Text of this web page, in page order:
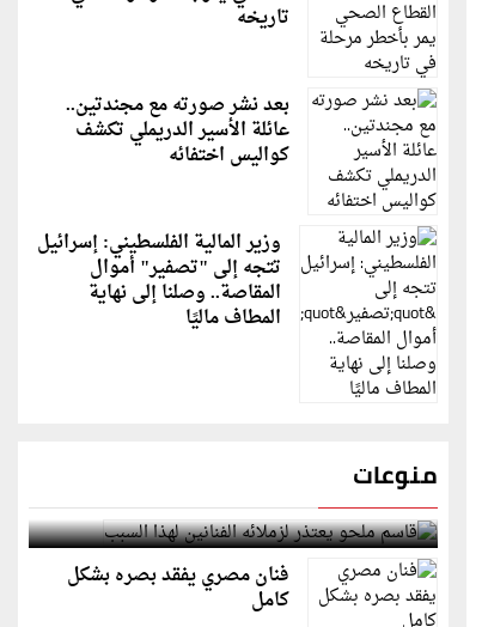
تاريخه
بعد نشر صورته مع مجندتين..
عائلة الأسير الدريملي تكشف
كواليس اختفائه
وزير المالية الفلسطيني: إسرائيل
تتجه إلى "تصفير" أموال
المقاصة.. وصلنا إلى نهاية
المطاف ماليًا
منوعات
قاسم ملحو يعتذر لزملائه الفنانين لهذا السبب
فنان مصري يفقد بصره بشكل
كامل